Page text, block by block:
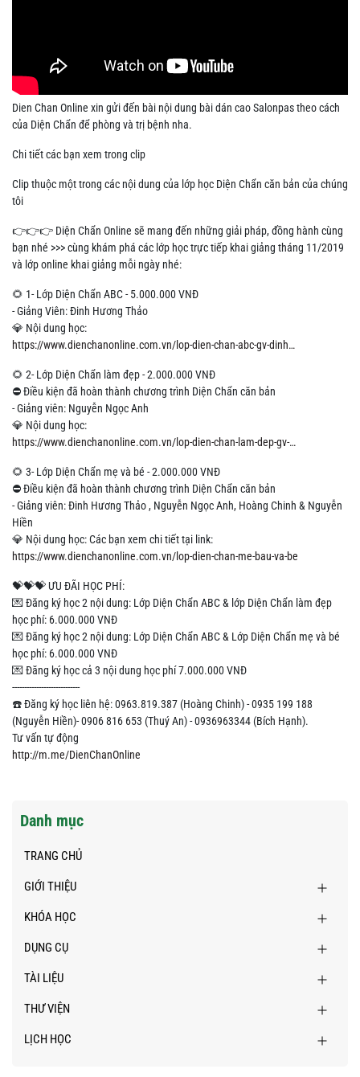
Dien Chan Online xin gửi đến bài nội dung bài dán cao Salonpas theo cách
của Diện Chẩn để phòng và trị bệnh nha.
Chi tiết các bạn xem trong clip
Clip thuộc một trong các nội dung của lớp học Diện Chẩn căn bản của chúng
tôi
👉👉👉 Diện Chẩn Online sẽ mang đến những giải pháp, đồng hành cùng
bạn nhé >>> cùng khám phá các lớp học trực tiếp khai giảng tháng 11/2019
và lớp online khai giảng mỗi ngày nhé:
🌻 1- Lớp Diện Chẩn ABC - 5.000.000 VNĐ
- Giảng Viên: Đinh Hương Thảo
💎 Nội dung học:
https://www.dienchanonline.com.vn/lop-dien-chan-abc-gv-dinh…
🌻 2- Lớp Diện Chẩn làm đẹp - 2.000.000 VNĐ
⛔️ Điều kiện đã hoàn thành chương trình Diện Chẩn căn bản
- Giảng viên: Nguyễn Ngọc Anh
💎 Nội dung học:
https://www.dienchanonline.com.vn/lop-dien-chan-lam-dep-gv-…
🌻 3- Lớp Diện Chẩn mẹ và bé - 2.000.000 VNĐ
⛔️ Điều kiện đã hoàn thành chương trình Diện Chẩn căn bản
- Giảng viên: Đinh Hương Thảo , Nguyễn Ngọc Anh, Hoàng Chinh & Nguyễn
Hiền
💎 Nội dung học: Các bạn xem chi tiết tại link:
https://www.dienchanonline.com.vn/lop-dien-chan-me-bau-va-be
💝💝💝 ƯU ĐÃI HỌC PHÍ:
💌 Đăng ký học 2 nội dung: Lớp Diện Chẩn ABC & lớp Diện Chẩn làm đẹp
học phí: 6.000.000 VNĐ
💌 Đăng ký học 2 nội dung: Lớp Diện Chẩn ABC & Lớp Diện Chẩn mẹ và bé
học phí: 6.000.000 VNĐ
💌 Đăng ký học cả 3 nội dung học phí 7.000.000 VNĐ
----------------------------
☎️ Đăng ký học liên hệ: 0963.819.387 (Hoàng Chinh) - 0935 199 188‬
(Nguyễn Hiền)- 0906 816 653 (Thuý An) - 0936963344 (Bích Hạnh).
Tư vấn tự động
http://m.me/DienChanOnline
Danh mục
TRANG CHỦ
GIỚI THIỆU
KHÓA HỌC
DỤNG CỤ
TÀI LIỆU
THƯ VIỆN
LỊCH HỌC